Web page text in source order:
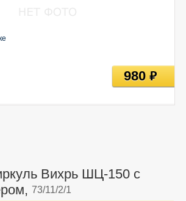
Вихрь ШЦ-150 с
73/11/2/1
980руб